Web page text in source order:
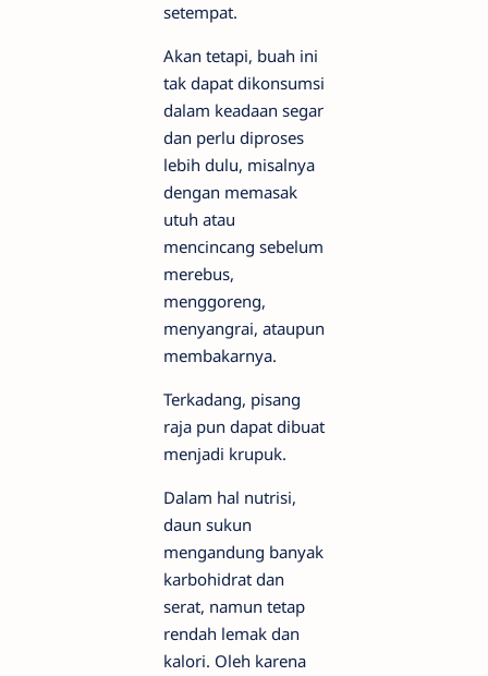
setempat.
Akan tetapi, buah ini
tak dapat dikonsumsi
dalam keadaan segar
dan perlu diproses
lebih dulu, misalnya
dengan memasak
utuh atau
mencincang sebelum
merebus,
menggoreng,
menyangrai, ataupun
membakarnya.
Terkadang, pisang
raja pun dapat dibuat
menjadi krupuk.
Dalam hal nutrisi,
daun sukun
mengandung banyak
karbohidrat dan
serat, namun tetap
rendah lemak dan
kalori. Oleh karena